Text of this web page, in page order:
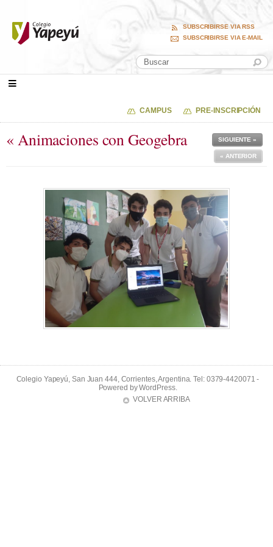
SUBSCRIBIRSE VIA RSS
SUBSCRIBIRSE VIA E-MAIL
CAMPUS PRE-INSCRIPCIÓN
« Animaciones con Geogebra SIGUIENTE »
« ANTERIOR
Colegio Yapeyú, San Juan 444, Corrientes, Argentina. Tel: 0379-4420071 -
Powered byWordPress.
VOLVER ARRIBA